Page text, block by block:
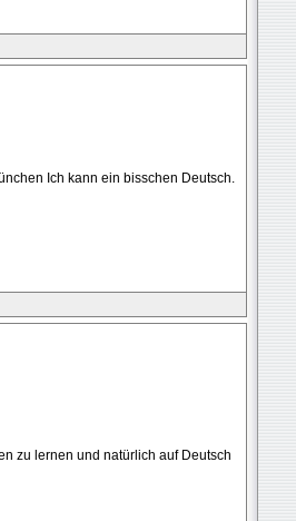
Ich kann ein bisschen Deutsch.
zu lernen und natürlich auf Deutsch